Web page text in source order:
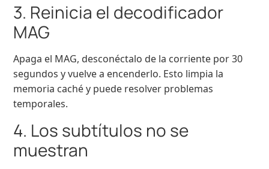
3. Reinicia el decodificador
MAG
Apaga el MAG, desconéctalo de la corriente por 30
segundos y vuelve a encenderlo. Esto limpia la
memoria caché y puede resolver problemas
temporales.
4. Los subtítulos no se
muestran